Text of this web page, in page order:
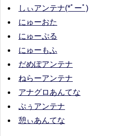
しぃアンテナ(*ﾟーﾟ)
にゅーおた
にゅーぷる
にゅーもふ
だめぽアンテナ
ねらーアンテナ
アナグロあんてな
ぷぅアンテナ
憩ぃあんてな